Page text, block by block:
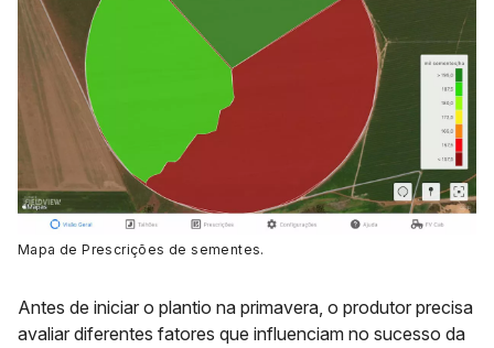
Mapa de Prescrições de sementes.
Antes de iniciar o plantio na primavera, o produtor precisa
avaliar diferentes fatores que influenciam no sucesso da